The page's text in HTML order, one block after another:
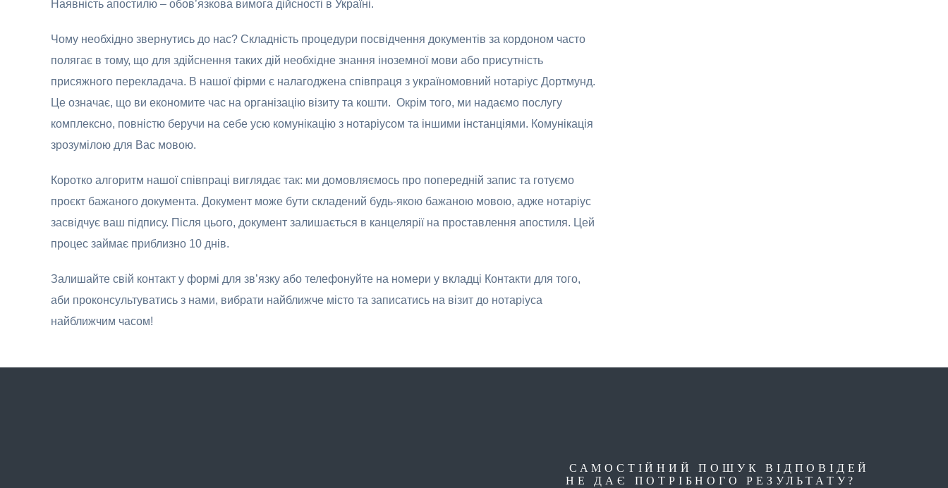
Наявність апостилю – обов’язкова вимога дійсності в Україні.
Чому необхідно звернутись до нас? Складність процедури посвідчення документів за кордоном часто
полягає в тому, що для здійснення таких дій необхідне знання іноземної мови або присутність
присяжного перекладача. В нашої фірми є налагоджена співпраця з україномовний нотаріус Дортмунд.
Це означає, що ви економите час на організацію візиту та кошти. Окрім того, ми надаємо послугу
комплексно, повністю беручи на себе усю комунікацію з нотаріусом та іншими інстанціями. Комунікація
зрозумілою для Вас мовою.
Коротко алгоритм нашої співпраці виглядає так: ми домовляємось про попередній запис та готуємо
проєкт бажаного документа. Документ може бути складений будь-якою бажаною мовою, адже нотаріус
засвідчує ваш підпису. Після цього, документ залишається в канцелярії на проставлення апостиля. Цей
процес займає приблизно 10 днів.
Залишайте свій контакт у формі для зв’язку або телефонуйте на номери у вкладці Контакти для того,
аби проконсультуватись з нами, вибрати найближче місто та записатись на візит до нотаріуса
найближчим часом!
САМОСТІЙНИЙ ПОШУК ВІДПОВІДЕЙ
НЕ ДАЄ ПОТРІБНОГО РЕЗУЛЬТАТУ?